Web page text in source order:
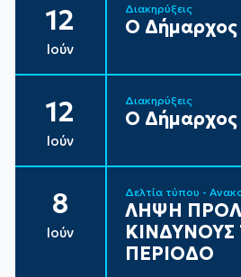
12
Ιούν
Διακηρύξεις
Ο Δήμαρχος
12
Ιούν
Διακηρύξεις
Ο Δήμαρχος
8
Ιούν
Δελτία τύπου -
ΛΗΨΗ
ΠΕΡΙΟΔΟ